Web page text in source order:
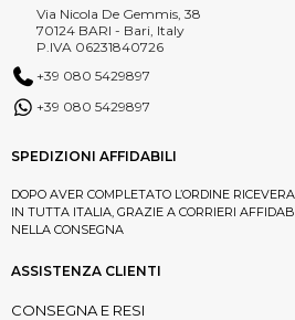
Via Nicola De Gemmis, 38
70124 BARI - Bari, Italy
P.IVA 06231840726
+39 080 5429897
+39 080 5429897
SPEDIZIONI AFFIDABILI
DOPO AVER COMPLETATO L’ORDINE
IN TUTTA ITALIA, GRAZIE A CORRIERI
NELLA CONSEGNA
ASSISTENZA CLIENTI
CONSEGNA E RESI